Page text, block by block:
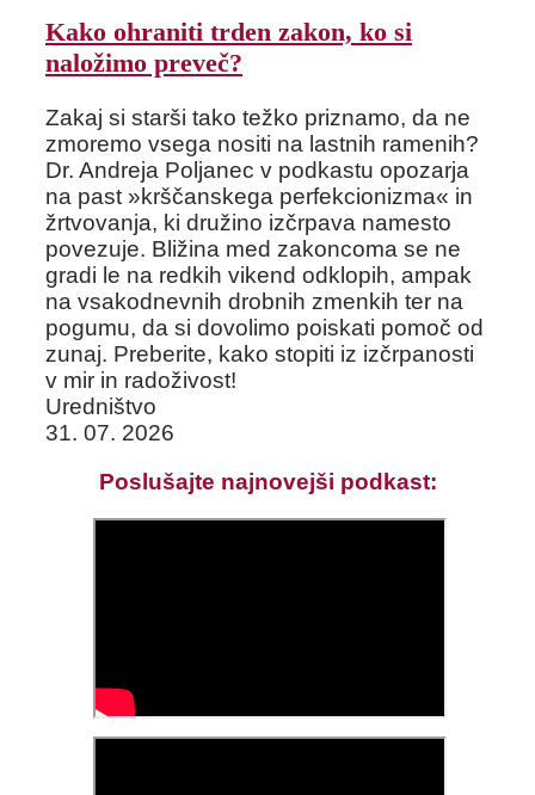
Kako ohraniti trden zakon, ko si
naložimo preveč?
Zakaj si starši tako težko priznamo, da ne
zmoremo vsega nositi na lastnih ramenih?
Dr. Andreja Poljanec v podkastu opozarja
na past »krščanskega perfekcionizma« in
žrtvovanja, ki družino izčrpava namesto
povezuje. Bližina med zakoncoma se ne
gradi le na redkih vikend odklopih, ampak
na vsakodnevnih drobnih zmenkih ter na
pogumu, da si dovolimo poiskati pomoč od
zunaj. Preberite, kako stopiti iz izčrpanosti
v mir in radoživost!
Uredništvo
31. 07. 2026
Poslušajte najnovejši podkast: